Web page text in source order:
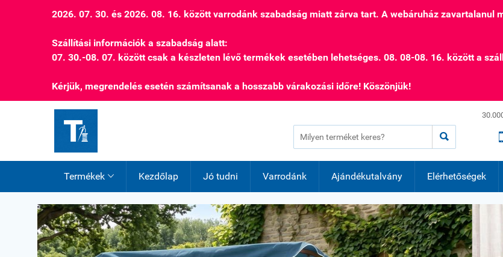
2026. 07. 30. és 2026. 08. 16. között varrodánk szabadság miatt zárva tart. A webáruház zavartalanul
Szállítási információk a szabadság alatt:
07. 30.-08. 07. között csak a készleten lévő termékek esetében lehetséges. 08. 08-08. 16. között a
Kérjük, megrendelés esetén számítsanak a hosszabb várakozási időre! Köszönjük!

Termékek  Kezdőlap Jó tudni Varrodánk Ajándékutalvány Elérhetőségek